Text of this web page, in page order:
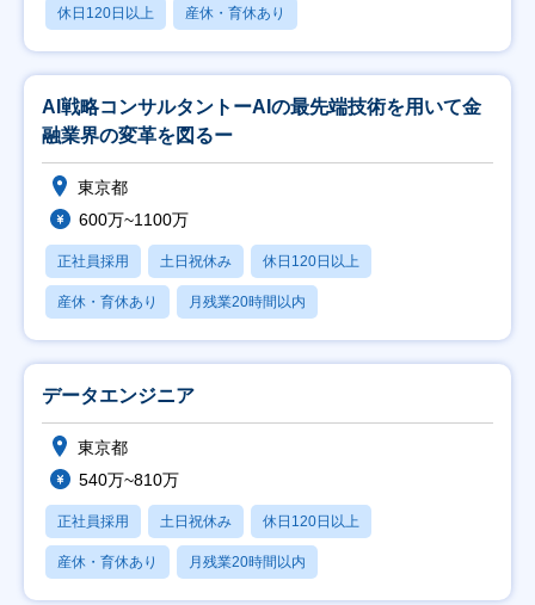
休日120日以上 産休・育休あり
AI戦略コンサルタントーAIの最先端技術を用いて金
融業界の変革を図るー
東京都
600万~1100万
正社員採用 土日祝休み 休日120日以上
産休・育休あり 月残業20時間以内
データエンジニア
東京都
540万~810万
正社員採用 土日祝休み 休日120日以上
産休・育休あり 月残業20時間以内